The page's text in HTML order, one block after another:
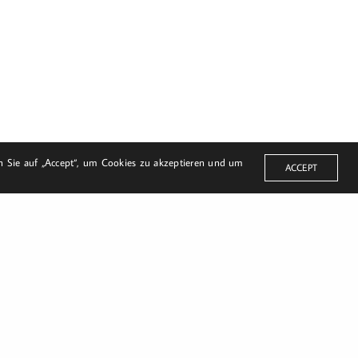
Sie auf „Accept“, um Cookies zu akzeptieren und um
ACCEPT